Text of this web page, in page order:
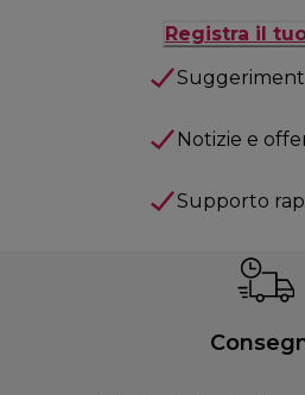
Registra il
Notizie e
Supporto